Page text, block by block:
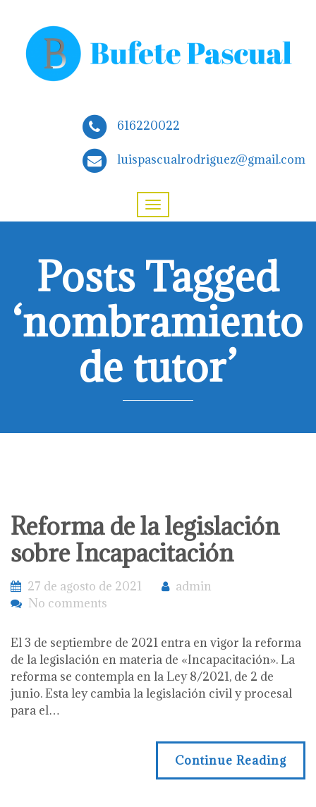
616220022
luispascualrodriguez@gmail.com
Posts Tagged
‘nombramiento
de tutor’
Reforma de la legislación
sobre Incapacitación
27 de agosto de 2021
admin
No comments
El 3 de septiembre de 2021 entra en vigor la reforma
de la legislación en materia de «Incapacitación». La
reforma se contempla en la Ley 8/2021, de 2 de
junio. Esta ley cambia la legislación civil y procesal
para el…
Continue Reading